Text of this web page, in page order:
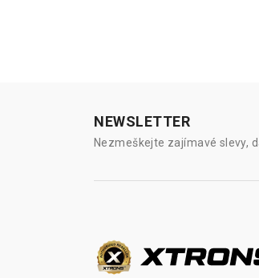
NEWSLETTER
Nezmeškejte zajímavé slevy,